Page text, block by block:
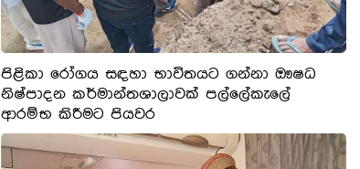
පිළිකා රෝගය සඳහා භාවිතයට ගන්නා ඖෂධ
නිෂ්පාදන කර්මාන්තශාලාවක් පල්ලේකැලේ
ආරම්භ කිරීමට පියවර